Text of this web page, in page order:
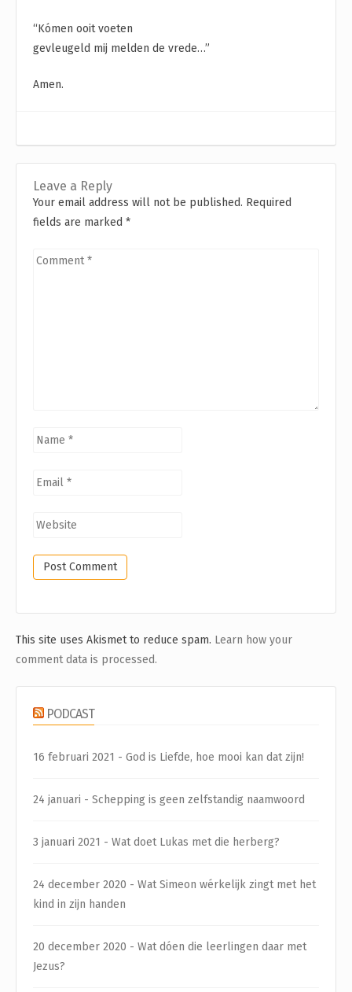
“Kómen ooit voeten
gevleugeld mij melden de vrede…”
Amen.
Leave a Reply
Your email address will not be published. Required
fields are marked *
This site uses Akismet to reduce spam. Learn how your
comment data is processed.
PODCAST
16 februari 2021 - God is Liefde, hoe mooi kan dat zijn!
24 januari - Schepping is geen zelfstandig naamwoord
3 januari 2021 - Wat doet Lukas met die herberg?
24 december 2020 - Wat Simeon wérkelijk zingt met het
kind in zijn handen
20 december 2020 - Wat dóen die leerlingen daar met
Jezus?